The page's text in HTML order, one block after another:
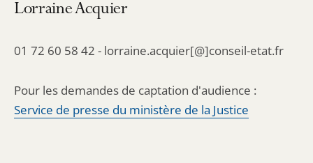
Lorraine Acquier
01 72 60 58 42 - lorraine.acquier[@]conseil-etat.fr
Pour les demandes de captation d'audience :
Service de presse du ministère de la Justice